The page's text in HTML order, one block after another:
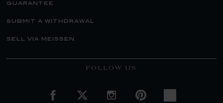
guarantee
submit a withdrawal
sell via meissen
FOLLOW US